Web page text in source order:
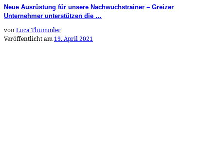
Neue Ausrüstung für unsere Nachwuchstrainer – Greizer
Unternehmer unterstützen die …
vonLuca Thümmler
Veröffentlicht am 19. April 2021